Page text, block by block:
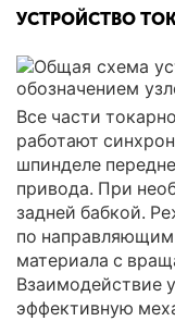
УСТРОЙСТВО
Все части
работают
шпинделе
привода. При
задней бабкой.
по
материала с
Взаимодействие
эффективную